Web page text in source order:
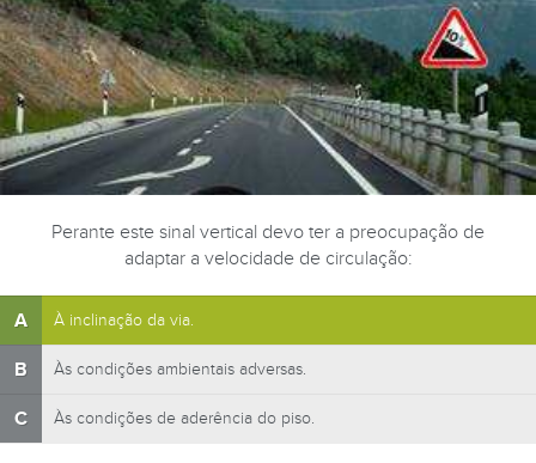
Perante este sinal vertical devo ter a preocupação de
adaptar a velocidade de circulação:
A À inclinação da via.
B Às condições ambientais adversas.
C Às condições de aderência do piso.